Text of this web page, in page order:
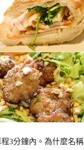
3分鐘內。為什麼名稱